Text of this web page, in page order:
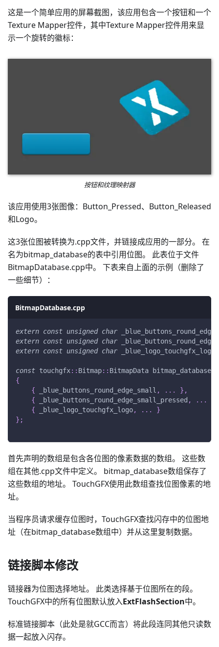
这是一个简单应用的屏幕截图，该应用包含一个按钮和一个
Texture Mapper控件，其中Texture Mapper控件用来显
示一个旋转的徽标：
按钮和纹理映射器
该应用使用3张图像：Button_Pressed、Button_Released
和Logo。
这3张位图被转换为.cpp文件，并链接成应用的一部分。 在
名为bitmap_database的表中引用位图。 此表位于文件
BitmapDatabase.cpp中。 下表来自上面的示例（删除了
一些细节）：
BitmapDatabase.cpp
extern const unsigned char
extern const unsigned char
extern const unsigned char _blue_logo_touchgfx_logo
const touchgfx:: Bitmap:: BitmapData bitmap_database
{
{ _blue_buttons_round_edge_small , . . . } ,
{ _blue_buttons_round_edge_small_pressed , . . .
{ _blue_logo_touchgfx_logo, . . .
}
} ;
首先声明的数组是包含各位图的像素数据的数组。 这些数
组在其他.cpp文件中定义。 bitmap_database数组保存了
这些数组的地址。 TouchGFX使用此数组查找位图像素的地
址。
当程序员请求缓存位图时，TouchGFX查找闪存中的位图地
址（在bitmap_database数组中）并从这里复制数据。
链接脚本修改
链接器为位图选择地址。 此类选择基于位图所在的段。
TouchGFX中的所有位图默认放入ExtFlashSection中。
标准链接脚本（此处是就GCC而言）将此段连同其他只读数
据一起放入闪存。